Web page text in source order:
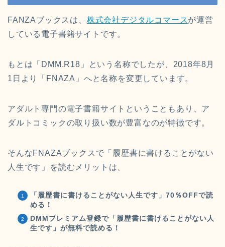
FANZAブックスは、 株式会社デジタルコマースが運営
している電子書籍サイトです。
もとは「DMM.R18」という名称でしたが、2018年8月
1日より「FNAZA」へと名称を変更しています。
アダルト専門の電子書籍サイトということもあり、ア
ダルトコミックの取り扱い数が豊富なのが特徴です。
そんなFNAZAブックスで「履歴書に書けることがない
人生です」を読むメリットは、
「履歴書に書けることがない人生です」70％OFFで読
める！
DMMプレミアム登録で「履歴書に書けることがない人
生です」が無料で読める！